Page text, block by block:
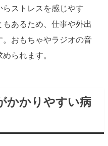
ストレスを感じやす
あるため、仕事や外出
おもちゃやラジオの音
られます。
かかりやすい病